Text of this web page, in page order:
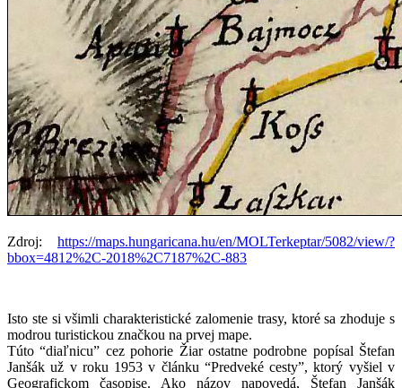
Zdroj: https://maps.hungaricana.hu/en/MOLTerkeptar/5082/view/?
bbox=4812%2C-2018%2C7187%2C-883
Isto ste si všimli charakteristické zalomenie trasy, ktoré sa zhoduje s
modrou turistickou značkou na prvej mape.
Túto “diaľnicu” cez pohorie Žiar ostatne podrobne popísal Štefan
Janšák už v roku 1953 v článku “Predveké cesty”, ktorý vyšiel v
Geografickom časopise. Ako názov napovedá, Štefan Janšák